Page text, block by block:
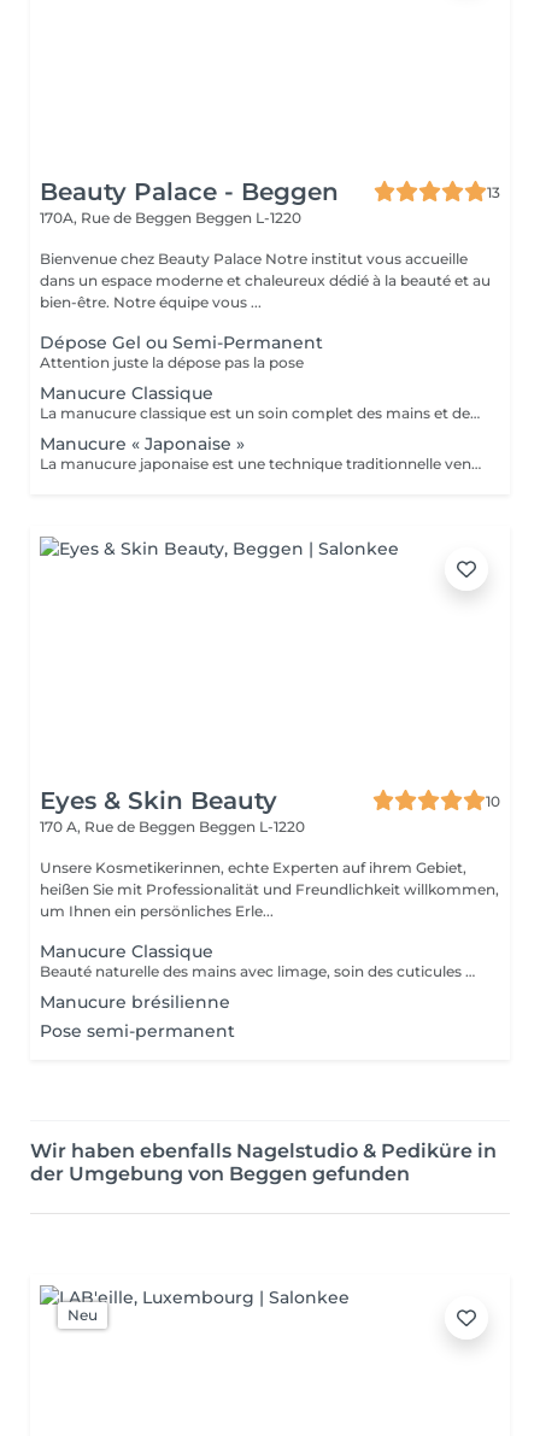
Beauty Palace - Beggen
13
170A, Rue de Beggen Beggen L-1220
Bienvenue chez Beauty Palace Notre institut vous accueille
dans un espace moderne et chaleureux dédié à la beauté et au
bien-être. Notre équipe vous ...
Dépose Gel ou Semi-Permanent
Attention juste la dépose pas la pose
Manucure Classique
La manucure classique est un soin complet des mains et des ongles qui permet de conserver des mains belles et bien entretenues au quotidien. Elle comprend le limage des ongles, le soins des cuticules après un trempage dans l'eau tiède, l'application d'une huile et d'une base vitaminée transparente ainsi que d'une crème nourrissante pour vos mains.
Manucure « Japonaise »
La manucure japonaise est une technique traditionnelle venue du Japon, 100% naturelle, qui vise a fortifier l'ongle et lui redonner tout son éclat. Ce soin consiste à nourrir et polir l'ongle avec des poudres et pâtes riches en vitamines, minéraux et extraits marins. Résultats: *Brillance naturelle incomparable sans vernis *Ongles renforcés en profondeur Idéal pour: -Les ongles fragiles, cassants ou dédoublés -Celles qui préfèrent le naturel -Retrouver des ongles en pleine santé et lumineux -Après une dépose de gel ou semi permanent
Eyes & Skin Beauty
10
170 A, Rue de Beggen Beggen L-1220
Unsere Kosmetikerinnen, echte Experten auf ihrem Gebiet,
heißen Sie mit Professionalität und Freundlichkeit willkommen,
um Ihnen ein persönliches Erle...
Manucure Classique
Beauté naturelle des mains avec limage, soin des cuticules et application de base. Idéal pour un entretien régulier et un fini soigné.
Manucure brésilienne
Pose semi-permanent
Wir haben ebenfalls Nagelstudio & Pediküre in
der Umgebung von Beggen gefunden
Neu